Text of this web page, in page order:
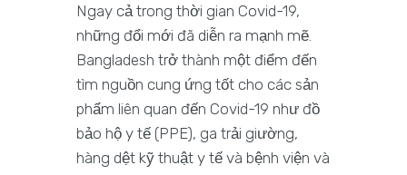
Ngay cả trong thời gian Covid-19,
những đổi mới đã diễn ra mạnh mẽ.
Bangladesh trở thành một điểm đến
tìm nguồn cung ứng tốt cho các sản
phẩm liên quan đến Covid-19 như đồ
bảo hộ y tế (PPE), ga trải giường,
hàng dệt kỹ thuật y tế và bệnh viện và